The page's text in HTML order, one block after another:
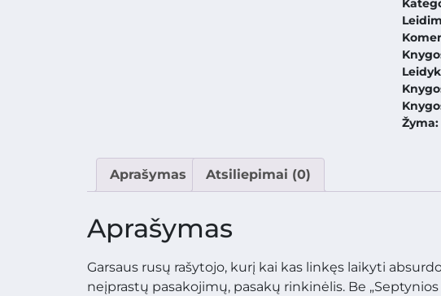
Žyma:
Aprašymas Atsiliepimai (0)
Aprašymas
Garsaus rusų rašytojo, kurį kai kas linkęs laikyti
neįprastų pasakojimų, pasakų rinkinėlis. Be „Septynios